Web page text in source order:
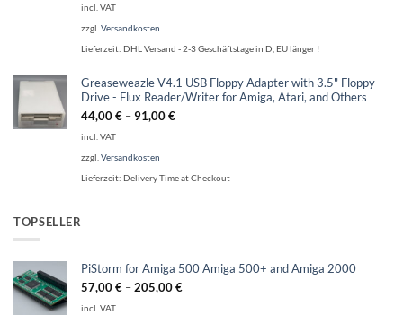
incl. VAT
zzgl. Versandkosten
Lieferzeit: DHL Versand - 2-3 Geschäftstage in D, EU länger !
Greaseweazle V4.1 USB Floppy Adapter with 3.5" Floppy
Drive - Flux Reader/Writer for Amiga, Atari, and Others
44,00€ –91,00€
incl. VAT
zzgl. Versandkosten
Lieferzeit: Delivery Time at Checkout
TOPSELLER
PiStorm for Amiga 500 Amiga 500+ and Amiga 2000
57,00€ –205,00€
incl. VAT